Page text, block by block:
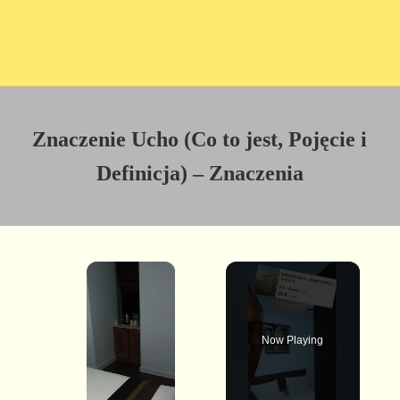
Znaczenie Ucho (Co to jest, Pojęcie i
Definicja) – Znaczenia
×
Now Playing